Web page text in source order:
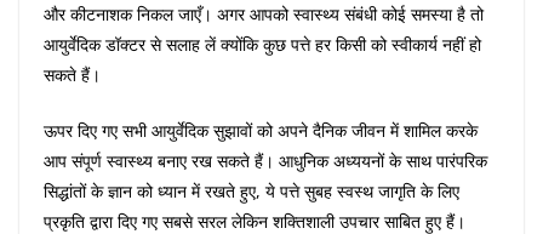
और कीटनाशक निकल जाएँ। अगर आपको स्वास्थ्य संबंधी कोई समस्या है तो
आयुर्वेदिक डॉक्टर से सलाह लें क्योंकि कुछ पत्ते हर किसी को स्वीकार्य नहीं हो
सकते हैं।
ऊपर दिए गए सभी आयुर्वेदिक सुझावों को अपने दैनिक जीवन में शामिल करके
आप संपूर्ण स्वास्थ्य बनाए रख सकते हैं। आधुनिक अध्ययनों के साथ पारंपरिक
सिद्धांतों के ज्ञान को ध्यान में रखते हुए, ये पत्ते सुबह स्वस्थ जागृति के लिए
प्रकृति द्वारा दिए गए सबसे सरल लेकिन शक्तिशाली उपचार साबित हुए हैं।